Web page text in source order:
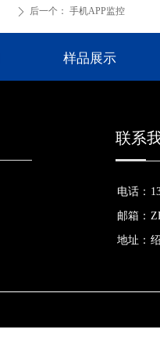
ꄲ 后一个： 手机APP监控
联系
电话：
邮箱：
地址：
样品展示